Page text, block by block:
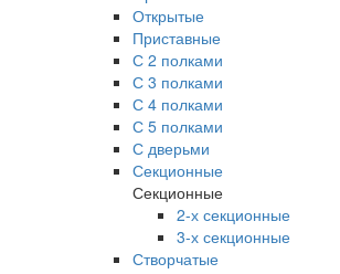
Открытые
Приставные
С 2 полками
С 3 полками
С 4 полками
С 5 полками
С дверьми
Секционные
Секционные
2-х секционные
3-х секционные
Створчатые